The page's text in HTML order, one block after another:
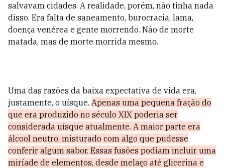
salvavam cidades. A realidade, porém, não tinha nada
disso. Era falta de saneamento, burocracia, lama,
doença venérea e gente morrendo. Não de morte
matada, mas de morte morrida mesmo.
Uma das razões da baixa expectativa de vida era,
justamente, o uísque. Apenas uma pequena fração do
que era produzido no século XIX poderia ser
considerada uísque atualmente. A maior parte era
álcool neutro, misturado com algo que pudesse
conferir algum sabor. Essas fusões podiam incluir uma
miríade de elementos, desde melaço até glicerina e